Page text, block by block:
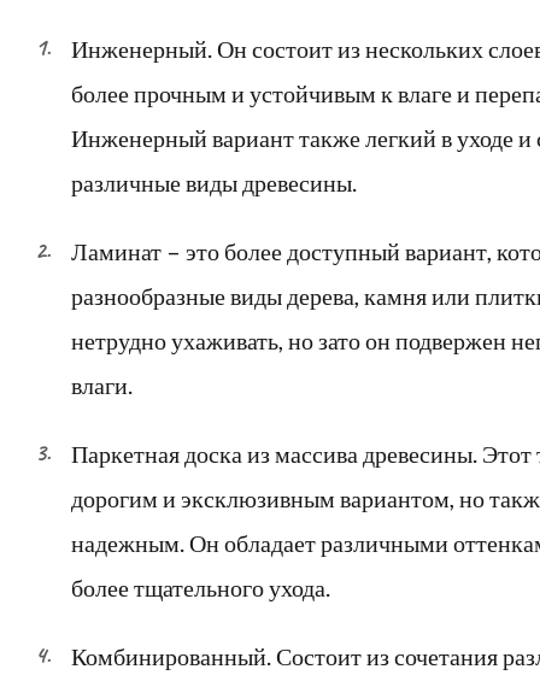
Инженерный. Он состоит из нескольких
более прочным и устойчивым к влаге и
Инженерный вариант также легкий в уходе и
различные виды древесины.
Ламинат – это более доступный вариант,
разнообразные виды дерева, камня или
нетрудно ухаживать, но зато он подвержен
влаги.
Паркетная доска из массива древесины. Этот
дорогим и эксклюзивным вариантом, но
надежным. Он обладает различными
более тщательного ухода.
Комбинированный. Состоит из сочетания